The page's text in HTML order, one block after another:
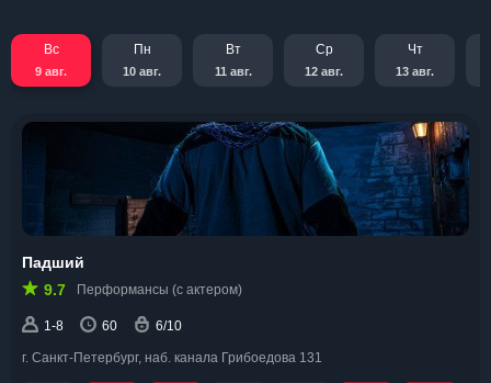
Вс
9 авг.
Пн
10 авг.
Вт
11 авг.
Ср
12 авг.
Чт
13 авг.
Падший
9.7
Перформансы (с актером)
1-8 60 6/10
г. Санкт-Петербург, наб. канала Грибоедова 131